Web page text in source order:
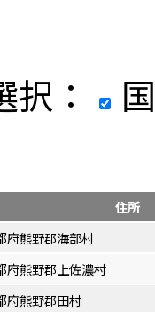
：
住所
府熊野郡海部村
府熊野郡上佐濃村
府熊野郡田村